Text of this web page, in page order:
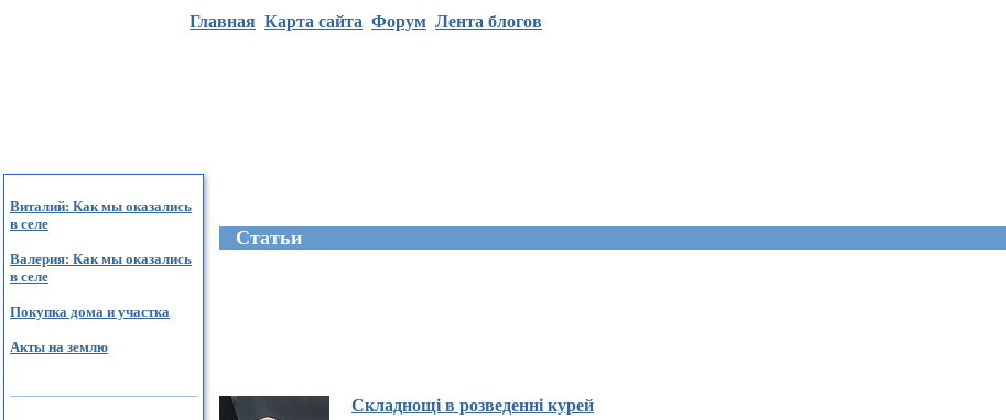
Главная Карта сайта Форум Лента блогов
Виталий: Как мы оказались
в селе
Валерия: Как мы оказались
в селе
Покупка дома и участка
Акты на землю
Cтатьи
Складнощі в розведенні курей